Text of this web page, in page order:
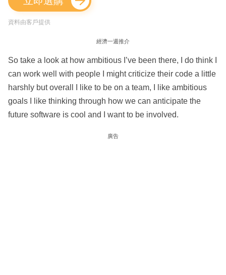
資料由客戶提供
經濟一週推介
So take a look at how ambitious I’ve been there, I do think I
can work well with people I might criticize their code a little
harshly but overall I like to be on a team, I like ambitious
goals I like thinking through how we can anticipate the
future software is cool and I want to be involved.
廣告